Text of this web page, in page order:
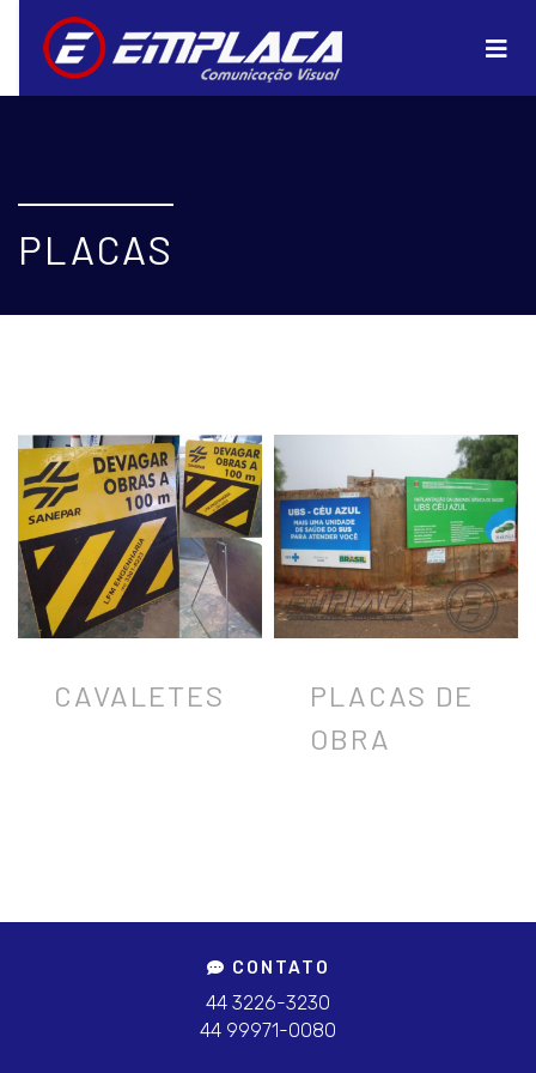
PLACAS
CAVALETES
PLACAS DE
OBRA
CONTATO
44 3226-3230
44 99971-0080